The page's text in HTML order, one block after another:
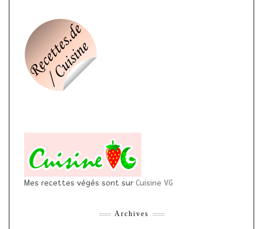
Mes recettes végés sont sur Cuisine VG
Archives